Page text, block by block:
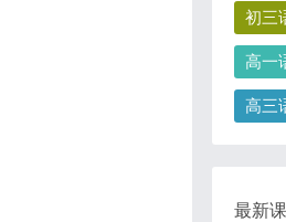
初三
高一
高三
最新